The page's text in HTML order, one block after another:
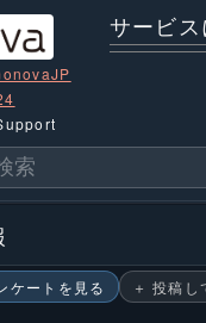
サービ
ケートを見る ＋ 投稿し